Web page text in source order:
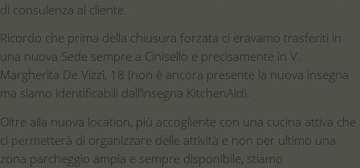
di consulenza al cliente.
Ricordo che prima della chiusura forzata ci eravamo trasferiti in
una nuova Sede sempre a Cinisello e precisamente in V.
Margherita De Vizzi, 18 (non è ancora presente la nuova insegna
ma siamo identificabili dall’insegna KitchenAid).
Oltre alla nuova location, più accogliente con una cucina attiva che
ci permetterà di organizzare delle attività e non per ultimo una
zona parcheggio ampia e sempre disponibile, stiamo